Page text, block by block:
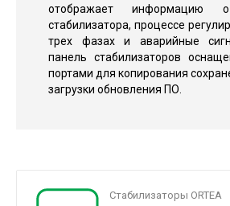
отображает информацию
стабилизатора, процессе
трех фазах и аварийные
панель стабилизаторов
портами для копирования
загрузки обновления ПО.
Стабилизаторы ORTEA